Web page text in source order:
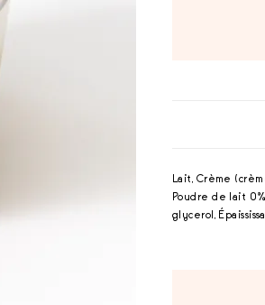
Lait, Crème
Poudre de lait
glycerol,